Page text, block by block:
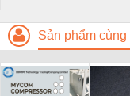
Sản phẩm